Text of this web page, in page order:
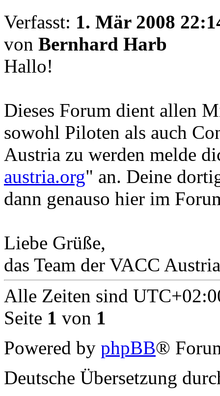
Verfasst: 1. Mär 2008
von Bernhard Harb
Hallo!
Dieses Forum dient allen
sowohl Piloten als auch
Austria zu werden melde
austria.org" an. Deine
dann genauso hier im
Liebe Grüße,
das Team der VACC
Alle Zeiten sind
Seite 1 von 1
Powered by phpBB®
Deutsche Übersetzung